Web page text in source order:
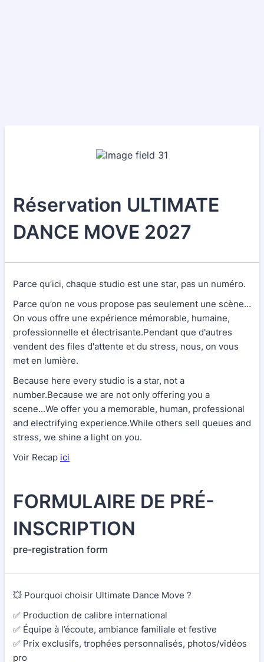
Réservation ULTIMATE
DANCE MOVE 2027
Parce qu’ici, chaque studio est une star, pas un numéro.
Parce qu’on ne vous propose pas seulement une scène…
On vous offre une expérience mémorable, humaine,
professionnelle et électrisante.Pendant que d'autres
vendent des files d'attente et du stress, nous, on vous
met en lumière.
Because here every studio is a star, not a
number.Because we are not only offering you a
scene...We offer you a memorable, human, professional
and electrifying experience.While others sell queues and
stress, we shine a light on you.
Voir Recap ici
FORMULAIRE DE PRÉ-
INSCRIPTION
pre-registration form
💥 Pourquoi choisir Ultimate Dance Move ?
✅ Production de calibre international
✅ Équipe à l’écoute, ambiance familiale et festive
✅ Prix exclusifs, trophées personnalisés, photos/vidéos
pro